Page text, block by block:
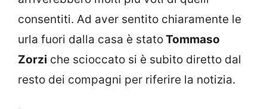
consentiti. Ad aver sentito chiaramente le
urla fuori dalla casa è statoTommaso
Zorzi che scioccato si è subito diretto dal
resto dei compagni per riferire la notizia.